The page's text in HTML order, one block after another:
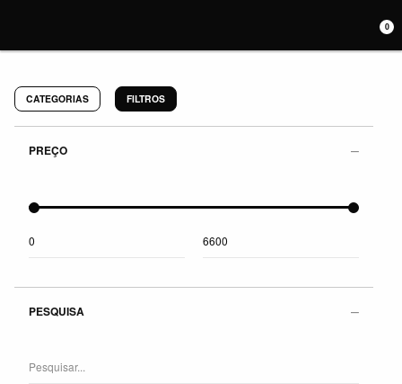
0
CATEGORIAS FILTROS
PREÇO
PESQUISA